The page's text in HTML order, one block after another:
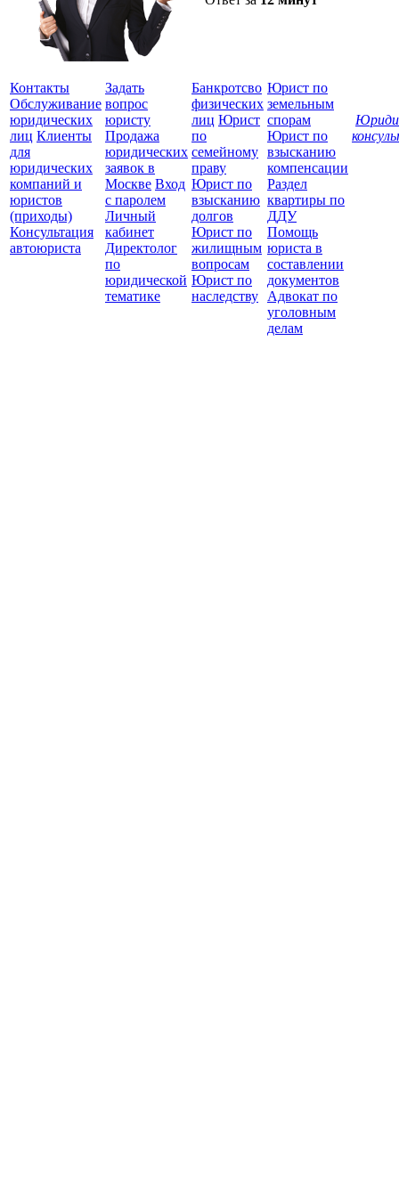
Контакты
Обслуживание
юридических
лиц Клиенты
для
юридических
компаний и
юристов
(приходы)
Консультация
автоюриста
Задать
вопрос
юристу
Продажа
юридических
заявок в
Москве Вход
с паролем
Личный
кабинет
Директолог
по
юридической
тематике
Банкротсво
физических
лиц Юрист
по
семейному
праву
Юрист по
взысканию
долгов
Юрист по
жилищным
вопросам
Юрист по
наследству
Юрист по
земельным
спорам
Юрист по
взысканию
компенсации
Раздел
квартиры по
ДДУ
Помощь
юриста в
составлении
документов
Адвокат по
уголовным
делам